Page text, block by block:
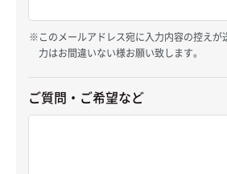
このメールアドレス宛に入力内容の控えが
力はお間違いない様お願い致します。
ご質問・ご希望など